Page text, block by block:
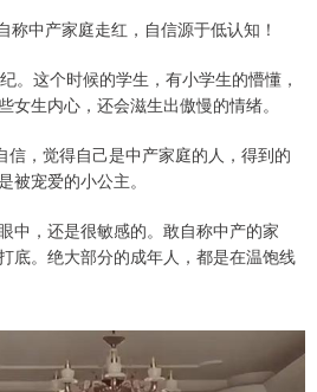
称中产家庭走红，自信源于低认知！
。这个时候的学生，有小学生的懵懂，
女生内心，还会滋生出傲慢的情绪。
信，觉得自己是中产家庭的人，得到的
被宠爱的小公主。
中，还是很敏感的。敢自称中产的家
底。绝大部分的成年人，都是在温饱线